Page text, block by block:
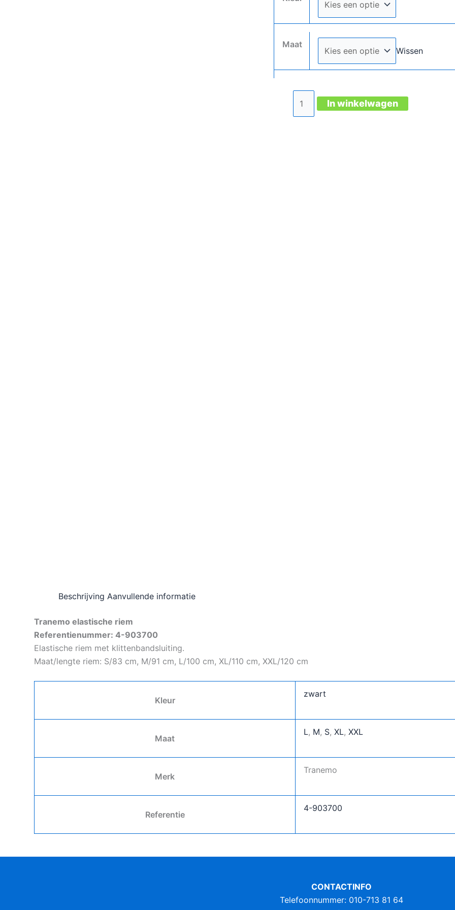
Maat
Wissen
elastische
In winkelwagen
Beschrijving Aanvullende informatie
Tranemo elastische riem
Referentienummer: 4-903700
Elastische riem met klittenbandsluiting.
Maat/lengte riem: S/83 cm, M/91 cm, L/100 cm, XL/110 cm, XXL/120 cm
Kleur
zwart
Maat
L, M, S, XL, XXL
Merk
Tranemo
Referentie
4-903700
CONTACTINFO
Telefoonnummer: 010-713 81 64